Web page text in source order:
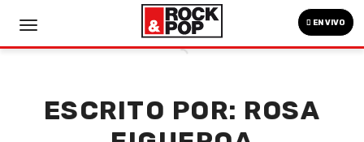
EN VIVO
ESCRITO POR: ROSA